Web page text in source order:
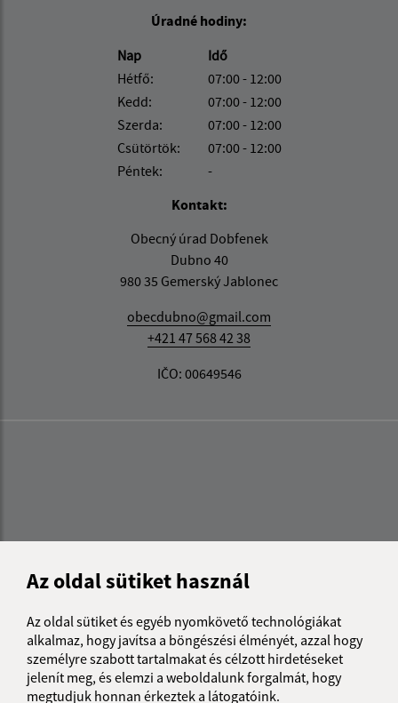
Az oldal sütiket használ
Az oldal sütiket és egyéb nyomkövető technológiákat
alkalmaz, hogy javítsa a böngészési élményét, azzal hogy
személyre szabott tartalmakat és célzott hirdetéseket
jelenít meg, és elemzi a weboldalunk forgalmát, hogy
megtudjuk honnan érkeztek a látogatóink.
Úradné hodiny:
Nap
Idő
Hétfő:
07:00 - 12:00
Kedd:
07:00 - 12:00
Szerda:
07:00 - 12:00
Csütörtök:
07:00 - 12:00
Péntek:
-
Kontakt:
Obecný úrad Dobfenek
Dubno 40
980 35 Gemerský Jablonec
obecdubno@gmail.com
+421 47 568 42 38
IČO: 00649546